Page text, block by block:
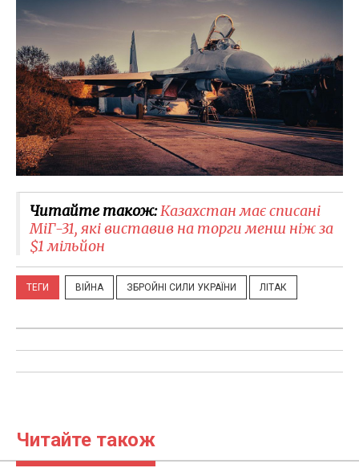
Читайте також:Казахстан має списані
МіГ-31, які виставив на торги менш ніж за
$1 мільйон
ТЕГИ ВІЙНА ЗБРОЙНІ СИЛИ УКРАЇНИ ЛІТАК
Читайте також